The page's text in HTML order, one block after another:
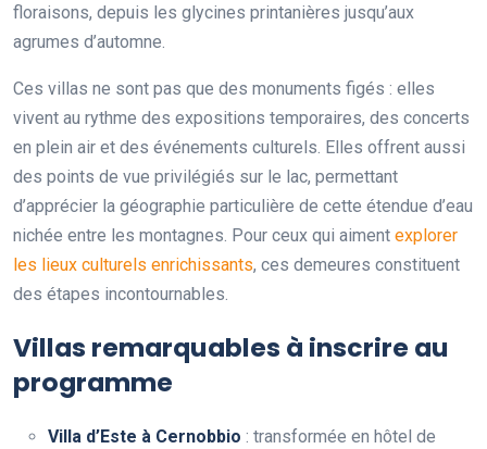
floraisons, depuis les glycines printanières jusqu’aux
agrumes d’automne.
Ces villas ne sont pas que des monuments figés : elles
vivent au rythme des expositions temporaires, des concerts
en plein air et des événements culturels. Elles offrent aussi
des points de vue privilégiés sur le lac, permettant
d’apprécier la géographie particulière de cette étendue d’eau
nichée entre les montagnes. Pour ceux qui aiment explorer
les lieux culturels enrichissants, ces demeures constituent
des étapes incontournables.
Villas remarquables à inscrire au
programme
Villa d’Este à Cernobbio : transformée en hôtel de